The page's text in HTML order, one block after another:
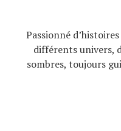
Passionné
différents univers,
sombres, toujours